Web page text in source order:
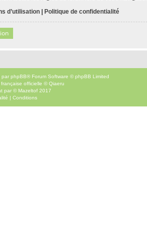
d’utilisation | Politique de confidentialité
par phpBB® Forum Software © phpBB Limited
officielle ©Qiaeru
par © Mazeltof 2017
| Conditions